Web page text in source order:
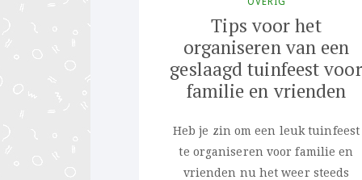
Tips voor het
organiseren van een
geslaagd tuinfeest voor
familie en vrienden
Heb je zin om een leuk tuinfeest
te organiseren voor familie en
vrienden nu het weer steeds